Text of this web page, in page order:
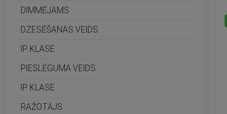
DIMMĒJAMS
DZESĒŠANAS VEIDS
IP KLASE
PIESLĒGUMA VEIDS
IP KLASE
RAŽOTĀJS